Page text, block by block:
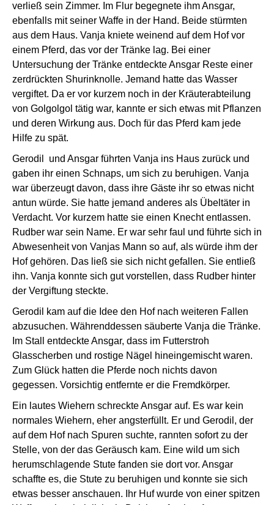
verließ sein Zimmer. Im Flur begegnete ihm Ansgar,
ebenfalls mit seiner Waffe in der Hand. Beide stürmten
aus dem Haus. Vanja kniete weinend auf dem Hof vor
einem Pferd, das vor der Tränke lag. Bei einer
Untersuchung der Tränke entdeckte Ansgar Reste einer
zerdrückten Shurinknolle. Jemand hatte das Wasser
vergiftet. Da er vor kurzem noch in der Kräuterabteilung
von Golgolgol tätig war, kannte er sich etwas mit Pflanzen
und deren Wirkung aus. Doch für das Pferd kam jede
Hilfe zu spät.
Gerodil und Ansgar führten Vanja ins Haus zurück und
gaben ihr einen Schnaps, um sich zu beruhigen. Vanja
war überzeugt davon, dass ihre Gäste ihr so etwas nicht
antun würde. Sie hatte jemand anderes als Übeltäter in
Verdacht. Vor kurzem hatte sie einen Knecht entlassen.
Rudber war sein Name. Er war sehr faul und führte sich in
Abwesenheit von Vanjas Mann so auf, als würde ihm der
Hof gehören. Das ließ sie sich nicht gefallen. Sie entließ
ihn. Vanja konnte sich gut vorstellen, dass Rudber hinter
der Vergiftung steckte.
Gerodil kam auf die Idee den Hof nach weiteren Fallen
abzusuchen. Währenddessen säuberte Vanja die Tränke.
Im Stall entdeckte Ansgar, dass im Futterstroh
Glasscherben und rostige Nägel hineingemischt waren.
Zum Glück hatten die Pferde noch nichts davon
gegessen. Vorsichtig entfernte er die Fremdkörper.
Ein lautes Wiehern schreckte Ansgar auf. Es war kein
normales Wiehern, eher angsterfüllt. Er und Gerodil, der
auf dem Hof nach Spuren suchte, rannten sofort zu der
Stelle, von der das Geräusch kam. Eine wild um sich
herumschlagende Stute fanden sie dort vor. Ansgar
schaffte es, die Stute zu beruhigen und konnte sie sich
etwas besser anschauen. Ihr Huf wurde von einer spitzen